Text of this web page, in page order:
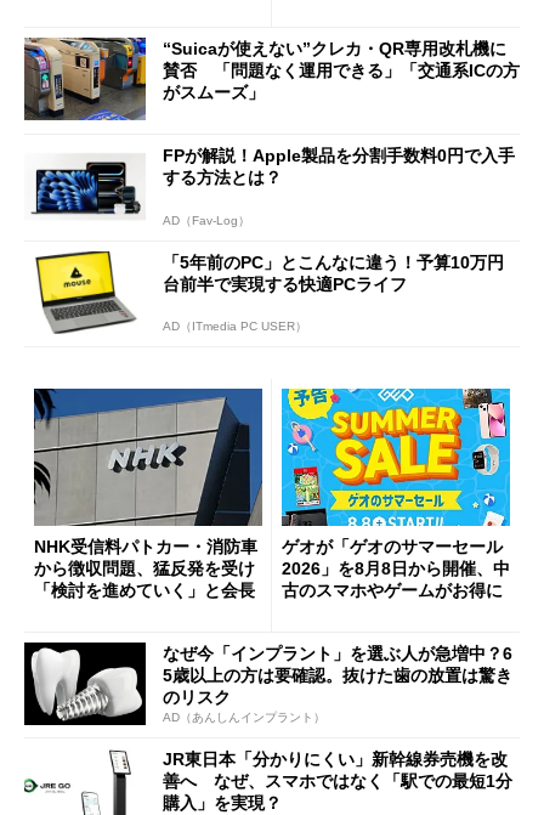
開催
“Suicaが使えない”クレカ・QR専用改札機に
賛否 「問題なく運用できる」「交通系ICの方
がスムーズ」
FPが解説！Apple製品を分割手数料0円で入手
する方法とは？
AD（Fav-Log）
「5年前のPC」とこんなに違う！予算10万円
台前半で実現する快適PCライフ
AD（ITmedia PC USER）
NHK受信料パトカー・消防車
から徴収問題、猛反発を受け
「検討を進めていく」と会長
ゲオが「ゲオのサマーセール
2026」を8月8日から開催、中
古のスマホやゲームがお得に
なぜ今「インプラント」を選ぶ人が急増中？6
5歳以上の方は要確認。抜けた歯の放置は驚き
のリスク
AD（あんしんインプラント）
JR東日本「分かりにくい」新幹線券売機を改
善へ なぜ、スマホではなく「駅での最短1分
購入」を実現？